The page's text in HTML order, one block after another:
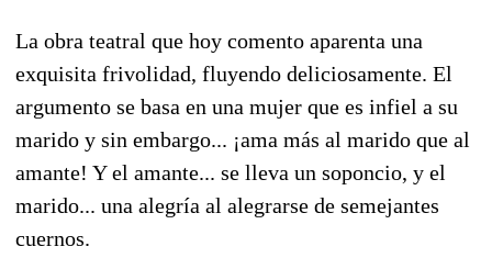
La obra teatral que hoy comento aparenta una
exquisita frivolidad, fluyendo deliciosamente. El
argumento se basa en una mujer que es infiel a su
marido y sin embargo... ¡ama más al marido que al
amante! Y el amante... se lleva un soponcio, y el
marido... una alegría al alegrarse de semejantes
cuernos.